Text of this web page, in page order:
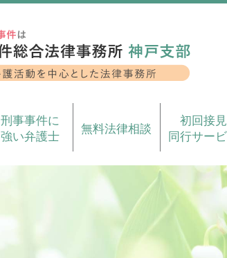
刑事事件に
強い弁護士
無料法律相談
初回接見
同行サー